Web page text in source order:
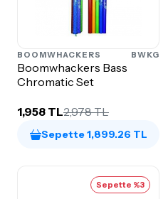
BOOMWHACKERS BWKG
Boomwhackers Bass
Chromatic Set
1,958 TL2,978 TL
Sepette 1,899.26 TL
Sepette %3